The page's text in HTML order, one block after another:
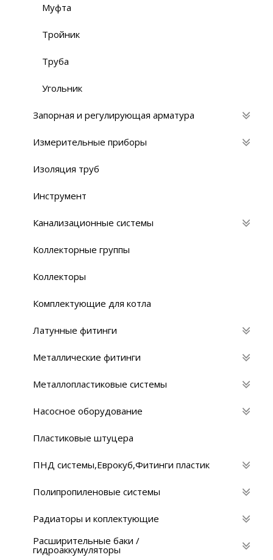
Муфта
Тройник
Труба
Угольник
Запорная и регулирующая арматура
Измерительные приборы
Изоляция труб
Инструмент
Канализационные системы
Коллекторные группы
Коллекторы
Комплектующие для котла
Латунные фитинги
Металлические фитинги
Металлопластиковые системы
Насосное оборудование
Пластиковые штуцера
ПНД системы,Eврокуб,Фитинги пластик
Полипропиленовые системы
Радиаторы и коплектующие
Расширительные баки /
гидроаккумуляторы